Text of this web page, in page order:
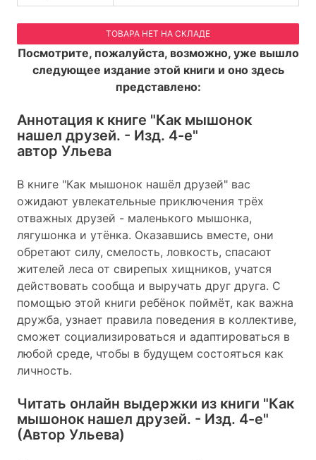
ТОВАРА НЕТ НА СКЛАДЕ
Посмотрите, пожалуйста, возможно, уже вышло
следующее издание этой книги и оно здесь
представлено:
Аннотация к книге "Как мышонок
нашел друзей. - Изд. 4-е"
автор Ульева
В книге "Как мышонок нашёл друзей" вас
ожидают увлекательные приключения трёх
отважных друзей - маленького мышонка,
лягушонка и утёнка. Оказавшись вместе, они
обретают силу, смелость, ловкость, спасают
жителей леса от свирепых хищников, учатся
действовать сообща и выручать друг друга. С
помощью этой книги ребёнок поймёт, как важна
дружба, узнает правила поведения в коллективе,
сможет социализироваться и адаптироваться в
любой среде, чтобы в будущем состояться как
личность.
Читать онлайн выдержки из книги "Как
мышонок нашел друзей. - Изд. 4-е"
(Автор Ульева)